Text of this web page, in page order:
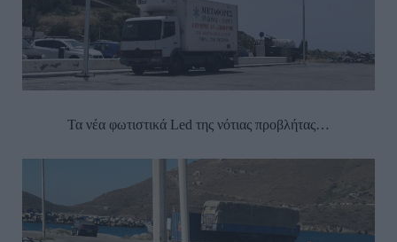
Τα νέα φωτιστικά Led της νότιας προβλήτας…